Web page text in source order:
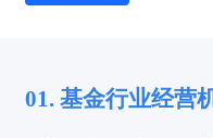
01.基金行业经营